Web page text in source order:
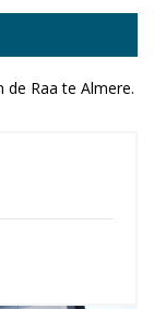
Raa te Almere.